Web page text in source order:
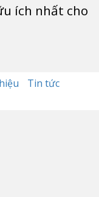
ích nhất cho
Tin tức